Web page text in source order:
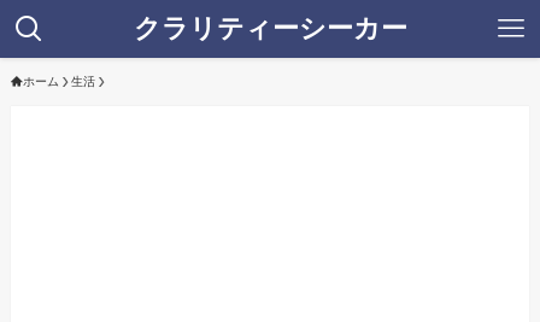
クラリティーシーカー
ホーム 生活